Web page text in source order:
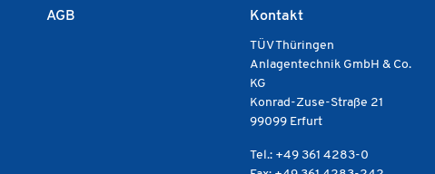
AGB Kontakt
TÜV Thüringen
Anlagentechnik GmbH & Co.
KG
Konrad-Zuse-Straße 21
99099 Erfurt
Tel.: +49 361 4283-0